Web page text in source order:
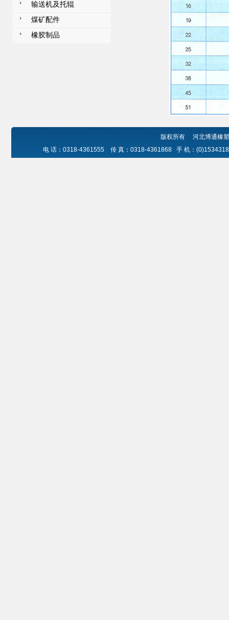
输送机及托辊
煤矿配件
橡胶制品
版权所有 河北博通橡
电 话：0318-4361555传 真：0318-4361868手 机：